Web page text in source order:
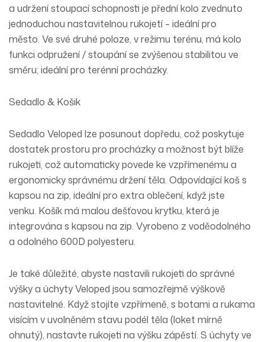
a udržení stoupací schopnosti je přední kolo zvednuto
jednoduchou nastavitelnou rukojetí – ideální pro
město. Ve své druhé poloze, v režimu terénu, má kolo
funkci odpružení / stoupání se zvýšenou stabilitou ve
směru; ideální pro terénní procházky.
Sedadlo & Košik
Sedadlo Veloped lze posunout dopředu, což poskytuje
dostatek prostoru pro procházky a možnost být blíže
rukojeti, což automaticky povede ke vzpřímenému a
ergonomicky správnému držení těla. Odpovídající koš s
kapsou na zip, ideální pro extra oblečení, když jste
venku. Košík má malou dešťovou krytku, která je
integrována s kapsou na zip. Vyrobeno z voděodolného
a odolného 600D polyesteru.
Je také důležité, abyste nastavili rukojeti do správné
výšky a úchyty Veloped jsou samozřejmě výškově
nastavitelné. Když stojíte vzpřímeně, s botami a rukama
visícím v uvolněném stavu podél těla (loket mírně
ohnutý), nastavte rukojeti na výšku zápěstí. S úchyty ve